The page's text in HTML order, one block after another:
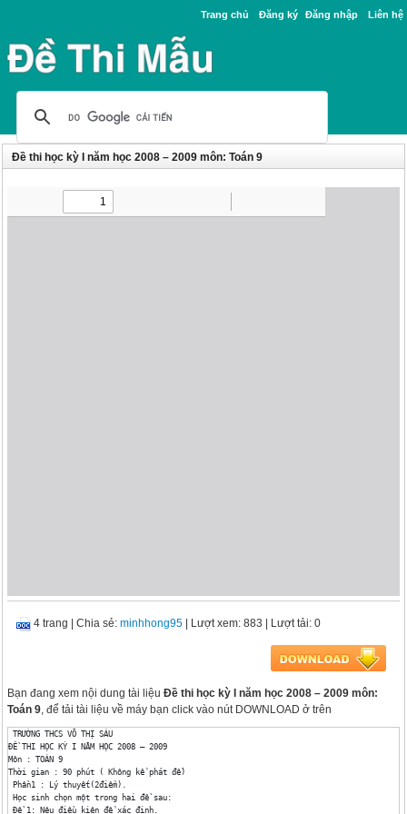
Trang chủ Đăng ký Đăng nhập Liên hệ
Đề thi học kỳ I năm học 2008 – 2009 môn: Toán 9
4 trang |Chia sẻ:minhhong95 | Lượt xem: 883 | Lượt tải: 0
Bạn đang xem nội dung tài liệuĐề thi học kỳ I năm học 2008 – 2009 môn:
Toán 9, để tải tài liệu về máy bạn click vào nút DOWNLOAD ở trên
TRƯỜNG THCS VÕ THỊ SÁU
ĐỀ THI HỌC KỲ I NĂM HỌC 2008 – 2009
Môn : TOÁN 9
Thời gian : 90 phút ( Không kể phát đề)
Phần1 : Lý thuyết(2điểm).
Học sinh chọn một trong hai đề sau:
Đề 1: Nêu điều kiện để xác định.